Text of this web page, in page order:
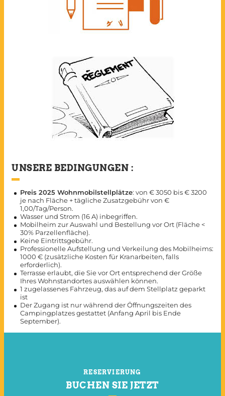
UNSERE BEDINGUNGEN :
Preis 2025 Wohnmobilstellplätze: von € 3050 bis € 3200
je nach Fläche + tägliche Zusatzgebühr von €
1,00/Tag/Person.
Wasser und Strom (16 A) inbegriffen.
Mobilheim zur Auswahl und Bestellung vor Ort (Fläche <
30% Parzellenfläche).
Keine Eintrittsgebühr.
Professionelle Aufstellung und Verkeilung des Mobilheims:
1000 € (zusätzliche Kosten für Kranarbeiten, falls
erforderlich).
Terrasse erlaubt, die Sie vor Ort entsprechend der Größe
Ihres Wohnstandortes auswählen können.
1 zugelassenes Fahrzeug, das auf dem Stellplatz geparkt
ist
Der Zugang ist nur während der Öffnungszeiten des
Campingplatzes gestattet (Anfang April bis Ende
September).
RESERVIERUNG
BUCHEN SIE JETZT